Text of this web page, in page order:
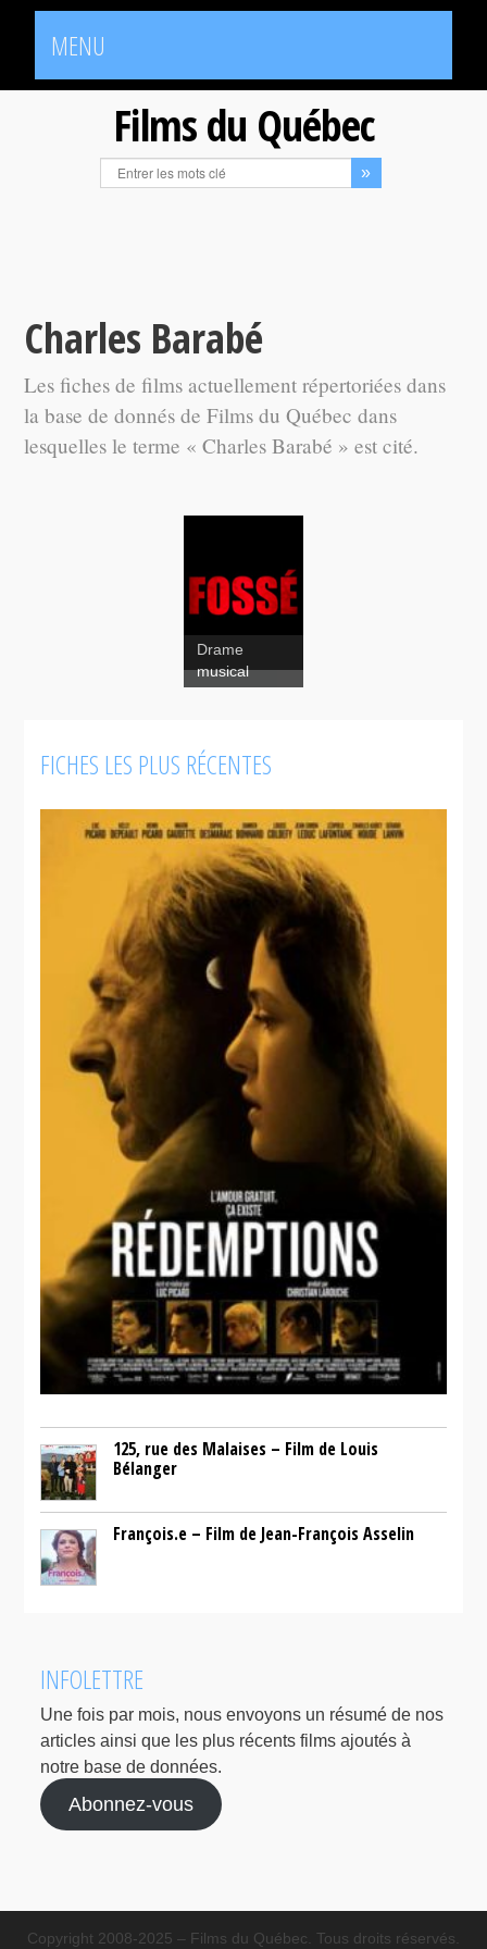
MENU
Films du Québec
Charles Barabé
Les fiches de films actuellement répertoriées dans
la base de donnés de Films du Québec dans
lesquelles le terme « Charles Barabé » est cité.
Fossé
Drame
musical
FICHES LES PLUS RÉCENTES
125, rue des Malaises – Film de Louis
Bélanger
François.e – Film de Jean-François Asselin
INFOLETTRE
Une fois par mois, nous envoyons un résumé de nos
articles ainsi que les plus récents films ajoutés à
notre base de données.
Abonnez-vous
Copyright 2008-2025 – Films du Québec. Tous droits réservés.